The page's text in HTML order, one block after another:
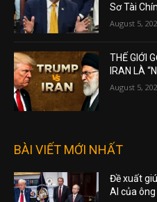
Sơ Tài
August 5,
THẾ GIỚI
IRAN LÀ
August 5,
BÀI VIẾT MỚI NHẤT
Đề xuất
AI của